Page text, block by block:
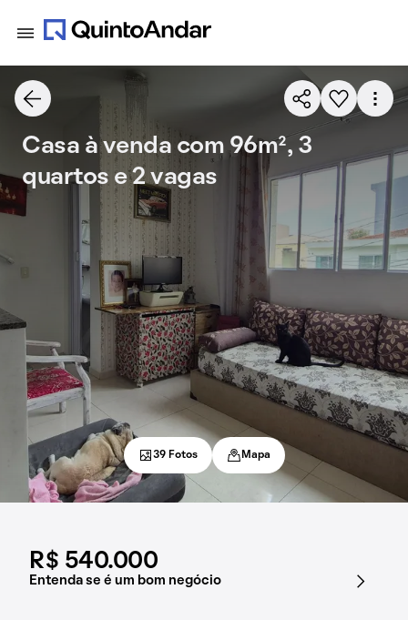
R$ 540.000
Entenda se é um bom negócio
Casa à venda com 96m², 3
quartos e 2 vagas
39 Fotos Mapa